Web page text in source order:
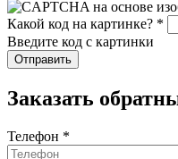
Какой код на картинке? *
Введите код с картинки
Заказать
Телефон *